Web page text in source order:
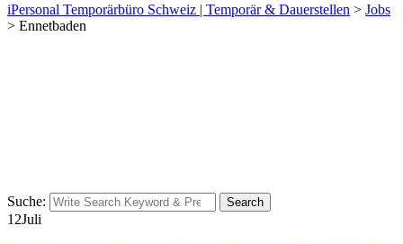
iPersonal Temporärbüro Schweiz | Temporär & Dauerstellen > Jobs
> Ennetbaden
Suche: Search
12Juli